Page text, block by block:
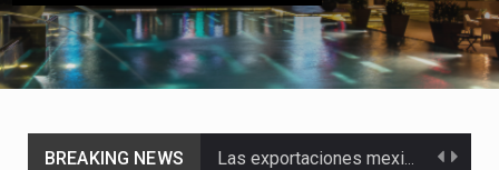
BREAKING NEWS Las exportaciones mexicanas de vehículos ligeros disminuyeron 9.67 % en julio a tasa anual, alcanzando…